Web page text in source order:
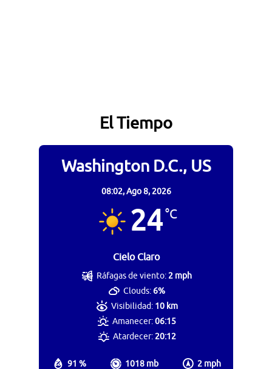
El Tiempo
Washington D.C., US
08:02,Ago 8, 2026
24°C
Cielo Claro
91 % 1018 mb 2 mph
Ráfagas de viento:2 mph
Clouds:6%
Visibilidad: 10 km
Amanecer:06:15
Atardecer:20:12